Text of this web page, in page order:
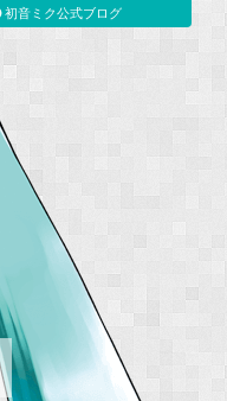
初音ミク公式ブログ